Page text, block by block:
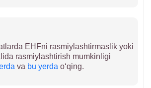
2-
ilovaning
63-
EHFni rasmiylashtirmaslik yoki
rasmiylashtirish mumkinligi
va bu yerda oʻqing.